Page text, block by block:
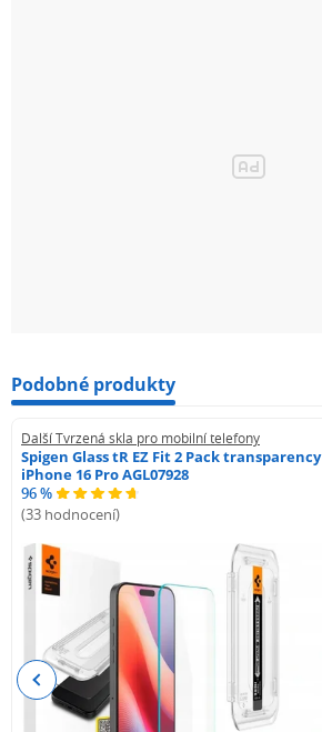
Podobné produkty
Další Tvrzená skla pro mobilní telefony
Spigen Glass tR EZ Fit 2 Pack transparency
iPhone 16 Pro AGL07928
96 %
(33 hodnocení)
Previous